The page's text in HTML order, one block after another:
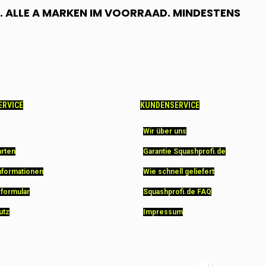
A MARKEN IM VOORRAAD. MINDESTENS
KUNDENSERVICE
Wir über uns
Garantie Squashprofi.de
Wie schnell geliefert
Squashprofi.de FAQ
Impressum